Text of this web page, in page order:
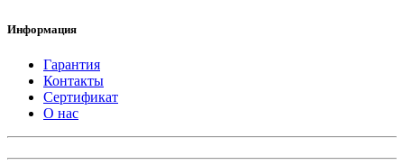
Информация
Гарантия
Контакты
Сертификат
О нас